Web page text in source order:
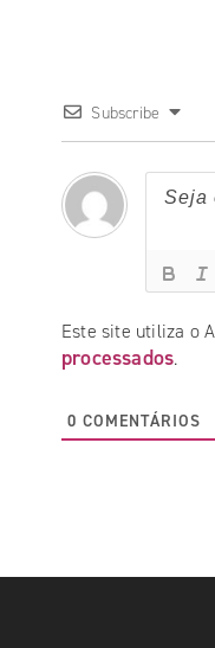
Subscribe
Este site utiliza o
processados.
0 COMENTÁRIOS